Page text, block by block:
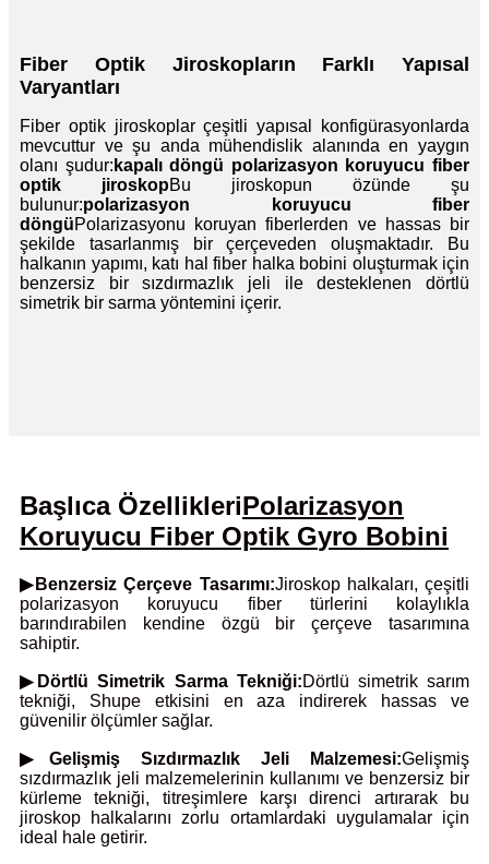
Fiber Optik Jiroskopların Farklı Yapısal
Varyantları
Fiber optik jiroskoplar çeşitli yapısal konfigürasyonlarda
mevcuttur ve şu anda mühendislik alanında en yaygın
olanı şudur: kapalı döngü polarizasyon koruyucu fiber
optik jiroskopBu jiroskopun özünde şu
bulunur:polarizasyon koruyucu fiber
döngüPolarizasyonu koruyan fiberlerden ve hassas bir
şekilde tasarlanmış bir çerçeveden oluşmaktadır. Bu
halkanın yapımı, katı hal fiber halka bobini oluşturmak için
benzersiz bir sızdırmazlık jeli ile desteklenen dörtlü
simetrik bir sarma yöntemini içerir.
Başlıca ÖzellikleriPolarizasyon
Koruyucu Fiber Optik Gyro Bobini
▶Benzersiz Çerçeve Tasarımı:Jiroskop halkaları, çeşitli
polarizasyon koruyucu fiber türlerini kolaylıkla
barındırabilen kendine özgü bir çerçeve tasarımına
sahiptir.
▶Dörtlü Simetrik Sarma Tekniği:Dörtlü simetrik sarım
tekniği, Shupe etkisini en aza indirerek hassas ve
güvenilir ölçümler sağlar.
▶Gelişmiş Sızdırmazlık Jeli Malzemesi:Gelişmiş
sızdırmazlık jeli malzemelerinin kullanımı ve benzersiz bir
kürleme tekniği, titreşimlere karşı direnci artırarak bu
jiroskop halkalarını zorlu ortamlardaki uygulamalar için
ideal hale getirir.